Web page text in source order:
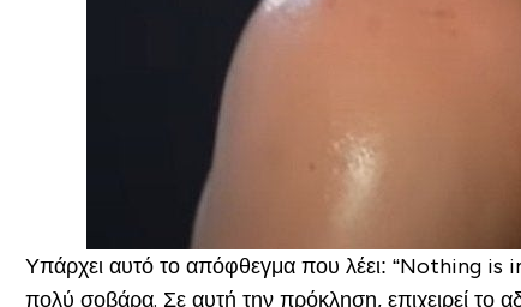
Υπάρχει αυτό το απόφθεγμα που λέει: “Nothing is
πολύ σοβάρα. Σε αυτή την πρόκληση, επιχειρεί το